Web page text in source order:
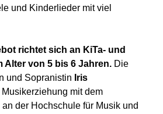
und Kinderlieder mit viel
richtet sich an KiTa- und
Alter von 5 bis 6 Jahren. Die
und Sopranistin Iris
mit dem
der Hochschule für Musik und